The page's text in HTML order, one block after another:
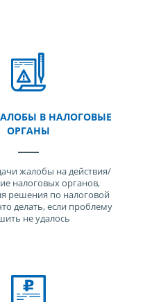
В НАЛОГОВЫЕ
ОРГАНЫ
жалобы на действия/
налоговых органов,
решения по налоговой
делать, если проблему
не удалось